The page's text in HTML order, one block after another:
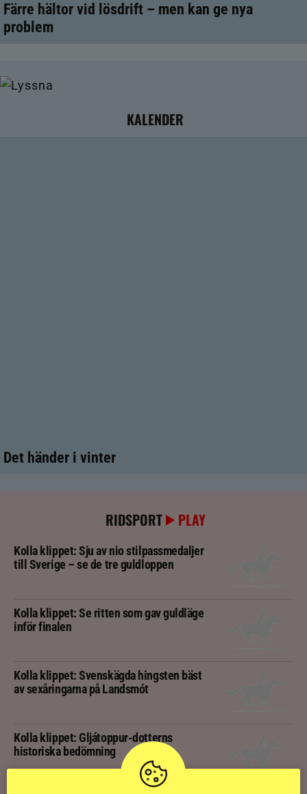
Färre hältor vid lösdrift – men kan ge nya
problem
KALENDER
Det händer i vinter
RIDSPORT PLAY
Kolla klippet: Sju av nio stilpassmedaljer
till Sverige – se de tre guldloppen
Kolla klippet: Se ritten som gav guldläge
inför finalen
Kolla klippet: Svenskägda hingsten bäst
av sexåringarna på Landsmót
Kolla klippet: Gljátoppur-dotterns
historiska bedömning